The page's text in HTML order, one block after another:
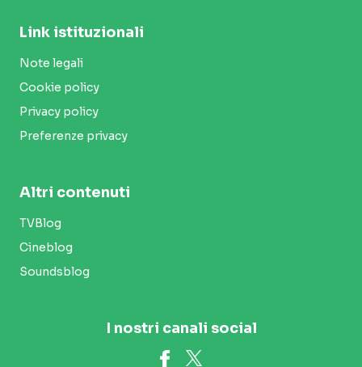
Link istituzionali
Note legali
Cookie policy
Privacy policy
Preferenze privacy
Altri contenuti
TVBlog
Cineblog
Soundsblog
I nostri canali social